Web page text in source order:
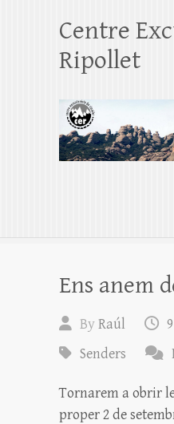
Centre
Ripollet
Ens anem
ByRaúl
Senders
Tornarem a obrir
proper 2 de